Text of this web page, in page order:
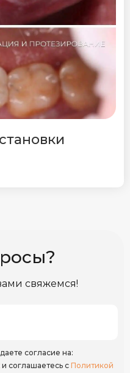
свяжемся!
согласие на:
и соглашаетесь с Политикой